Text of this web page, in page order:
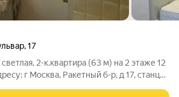
,17
2-к.квартира (63 м) на 2 этаже 12
г Москва, Ракетный б-р, д 17, станция